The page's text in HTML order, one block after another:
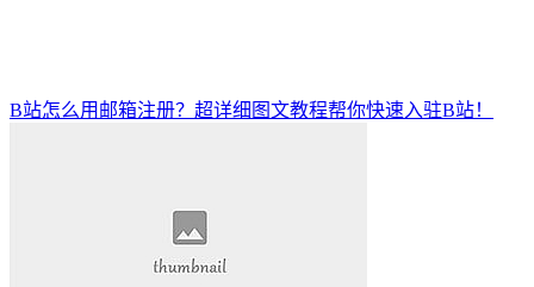
B站怎么用邮箱注册？超详细图文教程帮你快速入驻B站！